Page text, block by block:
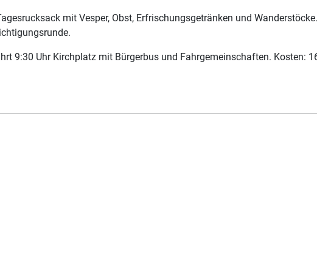
mit Vesper, Obst, Erfrischungsgetränken und
9:30 Uhr Kirchplatz mit Bürgerbus und Fahrgemeinschaften. Kosten: